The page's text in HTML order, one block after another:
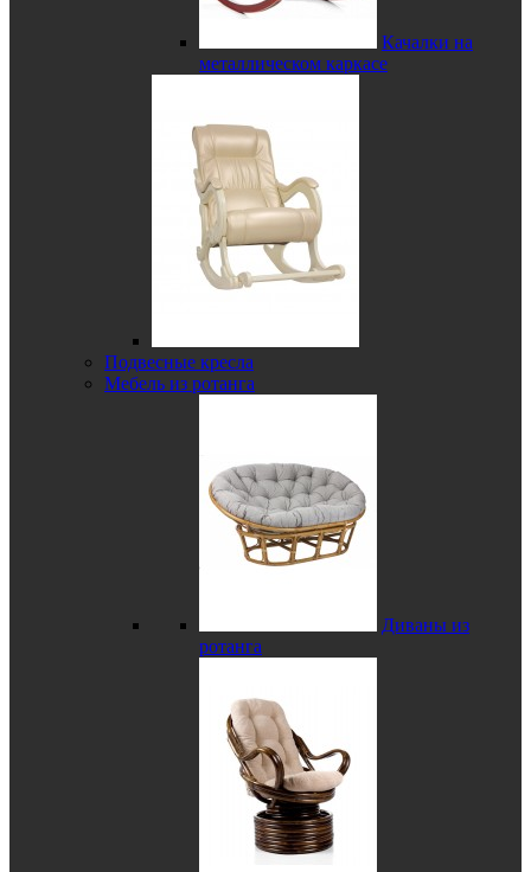
Качалки на
металлическом каркасе
Подвесные кресла
Мебель из ротанга
Диваны из
ротанга